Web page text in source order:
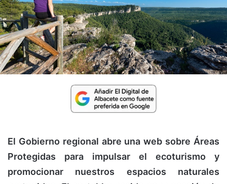
El Gobierno regional abre una web sobre Áreas
Protegidas para impulsar el ecoturismo y
promocionar nuestros espacios naturales